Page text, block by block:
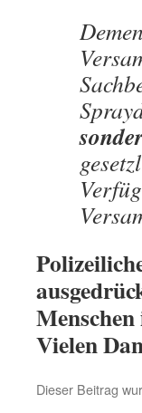
Vielen
Dieser Beitrag